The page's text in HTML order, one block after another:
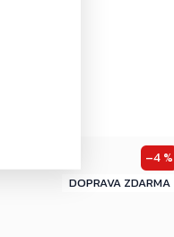
ZDARMA
–4 %